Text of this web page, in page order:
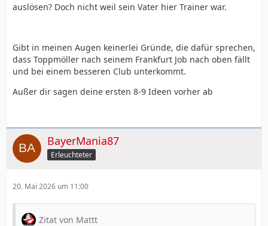
auslösen? Doch nicht weil sein Vater hier Trainer war.
Gibt in meinen Augen keinerlei Gründe, die dafür sprechen,
dass Toppmöller nach seinem Frankfurt Job nach oben fällt
und bei einem besseren Club unterkommt.
Außer dir sagen deine ersten 8-9 Ideen vorher ab
BayerMania87
Erleuchteter
20. Mai 2026 um 11:00
Zitat von Mattt